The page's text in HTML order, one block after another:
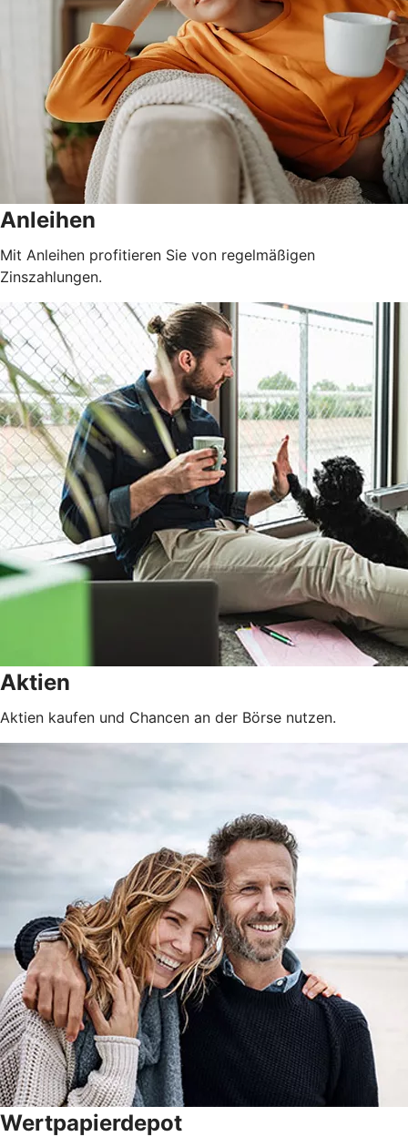
Anleihen
Mit Anleihen profitieren Sie von regelmäßigen
Zinszahlungen.
Aktien
Aktien kaufen und Chancen an der Börse nutzen.
Wertpapierdepot